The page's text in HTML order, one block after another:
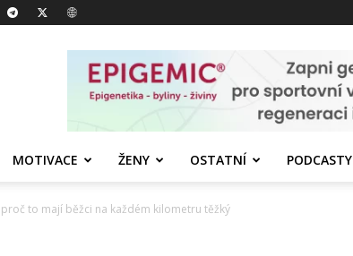
MOTIVACE ŽENY OSTATNÍ PODCASTY
to mají běžci na každém kilometru těžký